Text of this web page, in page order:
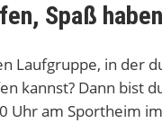
Spaß haben
Laufgruppe, in der
kannst? Dann bist
Uhr am Sportheim